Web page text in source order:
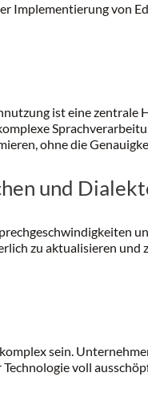
Implementierung von
ist eine
ohne die
und
zu aktualisieren und
sein.
voll